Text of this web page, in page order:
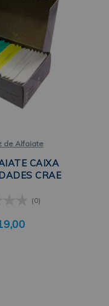
de Alfaiate
CAIXA
CRAE
(0)